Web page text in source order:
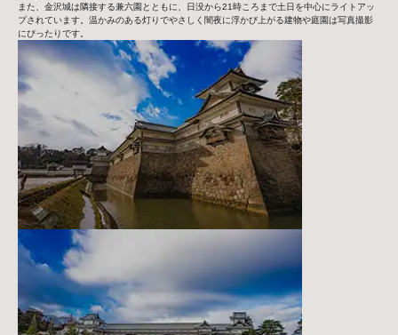
また、金沢城は隣接する兼六園とともに、日没から21時ころまで土日を中心にライトアッ
プされています。温かみのある灯りでやさしく闇夜に浮かび上がる建物や庭園は写真撮影
にぴったりです。